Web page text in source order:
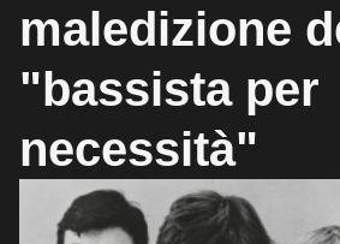
maledizione
"bassista per
necessità"